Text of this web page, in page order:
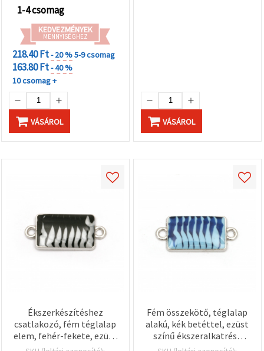
1-4 csomag
KEDVEZMÉNYEK
MENNYISÉGHEZ
218.40 Ft- 20 %5-9 csomag
163.80 Ft- 40 %
10 csomag +
VÁSÁROL VÁSÁROL
Ékszerkészítéshez
csatlakozó, fém téglalap
elem, fehér-fekete, ezüst
színű, 25x11x3 mm, furat
Fém összekötő, téglalap
alakú, kék betéttel, ezüst
színű ékszeralkatrész
25x11x3 mm, furat 2 mm